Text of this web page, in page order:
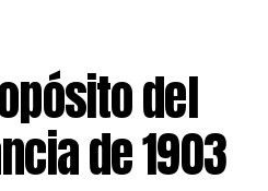
del
de 1903